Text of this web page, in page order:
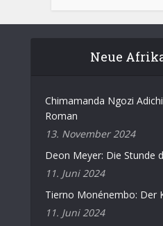
Neue
Chimamanda Ngozi
Roman
13. November 2024
Deon Meyer: Die Stunde
11. Juni 2024
Tierno Monénembo: Der
11. Juni 2024